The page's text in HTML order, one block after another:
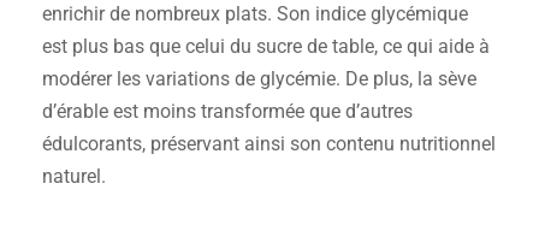
enrichir de nombreux plats. Son indice glycémique
est plus bas que celui du sucre de table, ce qui aide à
modérer les variations de glycémie. De plus, la sève
d’érable est moins transformée que d’autres
édulcorants, préservant ainsi son contenu nutritionnel
naturel.